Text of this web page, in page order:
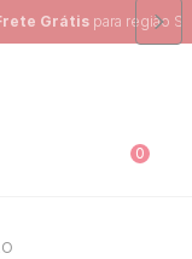
acima de R$ 399,00
0